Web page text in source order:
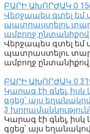
ԲԱՐԻ ԱԽՈՐԺԱԿ 0
Վերջապես գտել եմ
պատրաստելու
ամբողջ ընտանիքով
Վերջապես գտել եմ
պատրաստելու
ամբողջ ընտանիքով
ԲԱՐԻ ԱԽՈՐԺԱԿ 0
Կարագ էի գնել, իսկ
գցեց՝ այս եղանակով
3
Կարագ էի գնել, իսկ
գցեց՝ այս եղանակով